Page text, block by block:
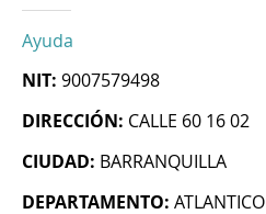
Ayuda
NIT: 9007579498
DIRECCIÓN: CALLE 60 16 02
CIUDAD: BARRANQUILLA
DEPARTAMENTO: ATLANTICO